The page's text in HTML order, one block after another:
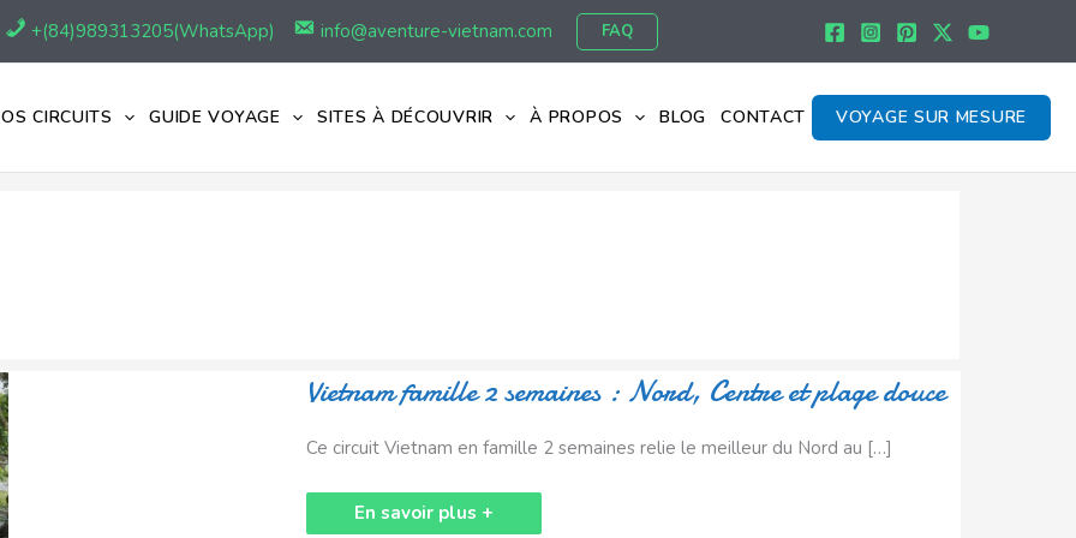
+(84)989313205(WhatsApp) info@aventure-vietnam.com FAQ
CIRCUITS GUIDE VOYAGE SITES À DÉCOUVRIR À PROPOS BLOG CONTACT VOYAGE SUR MESURE
Vietnam famille 2 semaines : Nord, Centre et plage douce
Ce circuit Vietnam en famille 2 semaines relie le meilleur du Nord au […]
Vietnam
famille
:
Centre
et
plage
En savoir plus +